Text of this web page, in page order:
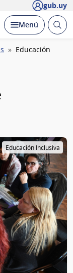
gub.uy
Desplegar
Menú Abrir
Educación
Educación Inclusiva